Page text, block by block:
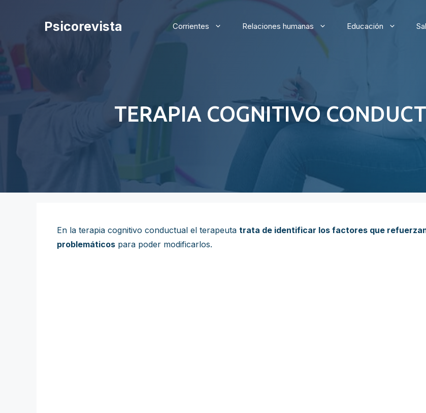
Psicorevista Corrientes Relaciones humanas Educación
TERAPIA COGNITIVO
En la terapia cognitivo conductual el terapeuta trata de identificar los factores que
problemáticos para poder modificarlos.